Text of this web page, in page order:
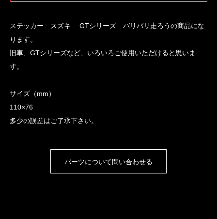
ステッカー スズキ GTシリーズ バリバリ走ろうの商品にな
ります。
旧車、GTシリーズなど、いろいろご使用いただけると思いま
す。
サイズ（mm）
110×76
多少の誤差はご了承下さい。
パーツについて問い合わせる